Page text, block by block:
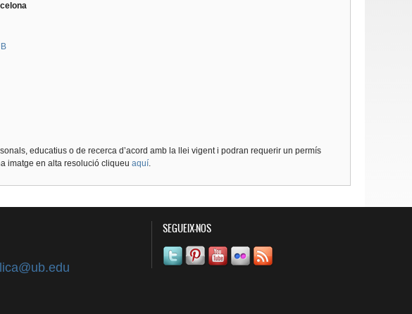
educatius o de recerca d’acord amb la llei vigent i podran requerir un permís
imatge en alta resolució cliqueu aquí.
SEGUEIX-NOS